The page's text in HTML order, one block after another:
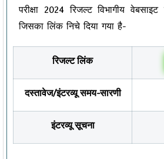
परीक्षा 2024 रिजल्ट विभागीय
जिसका लिंक निचे दिया गया है-
रिजल्ट लिंक
दस्तावेज/इंटरव्यू समय-सारणी
इंटरव्यू सूचना